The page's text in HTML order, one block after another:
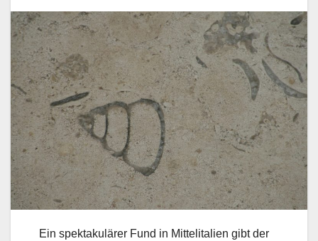
Ein spektakulärer Fund in Mittelitalien gibt der